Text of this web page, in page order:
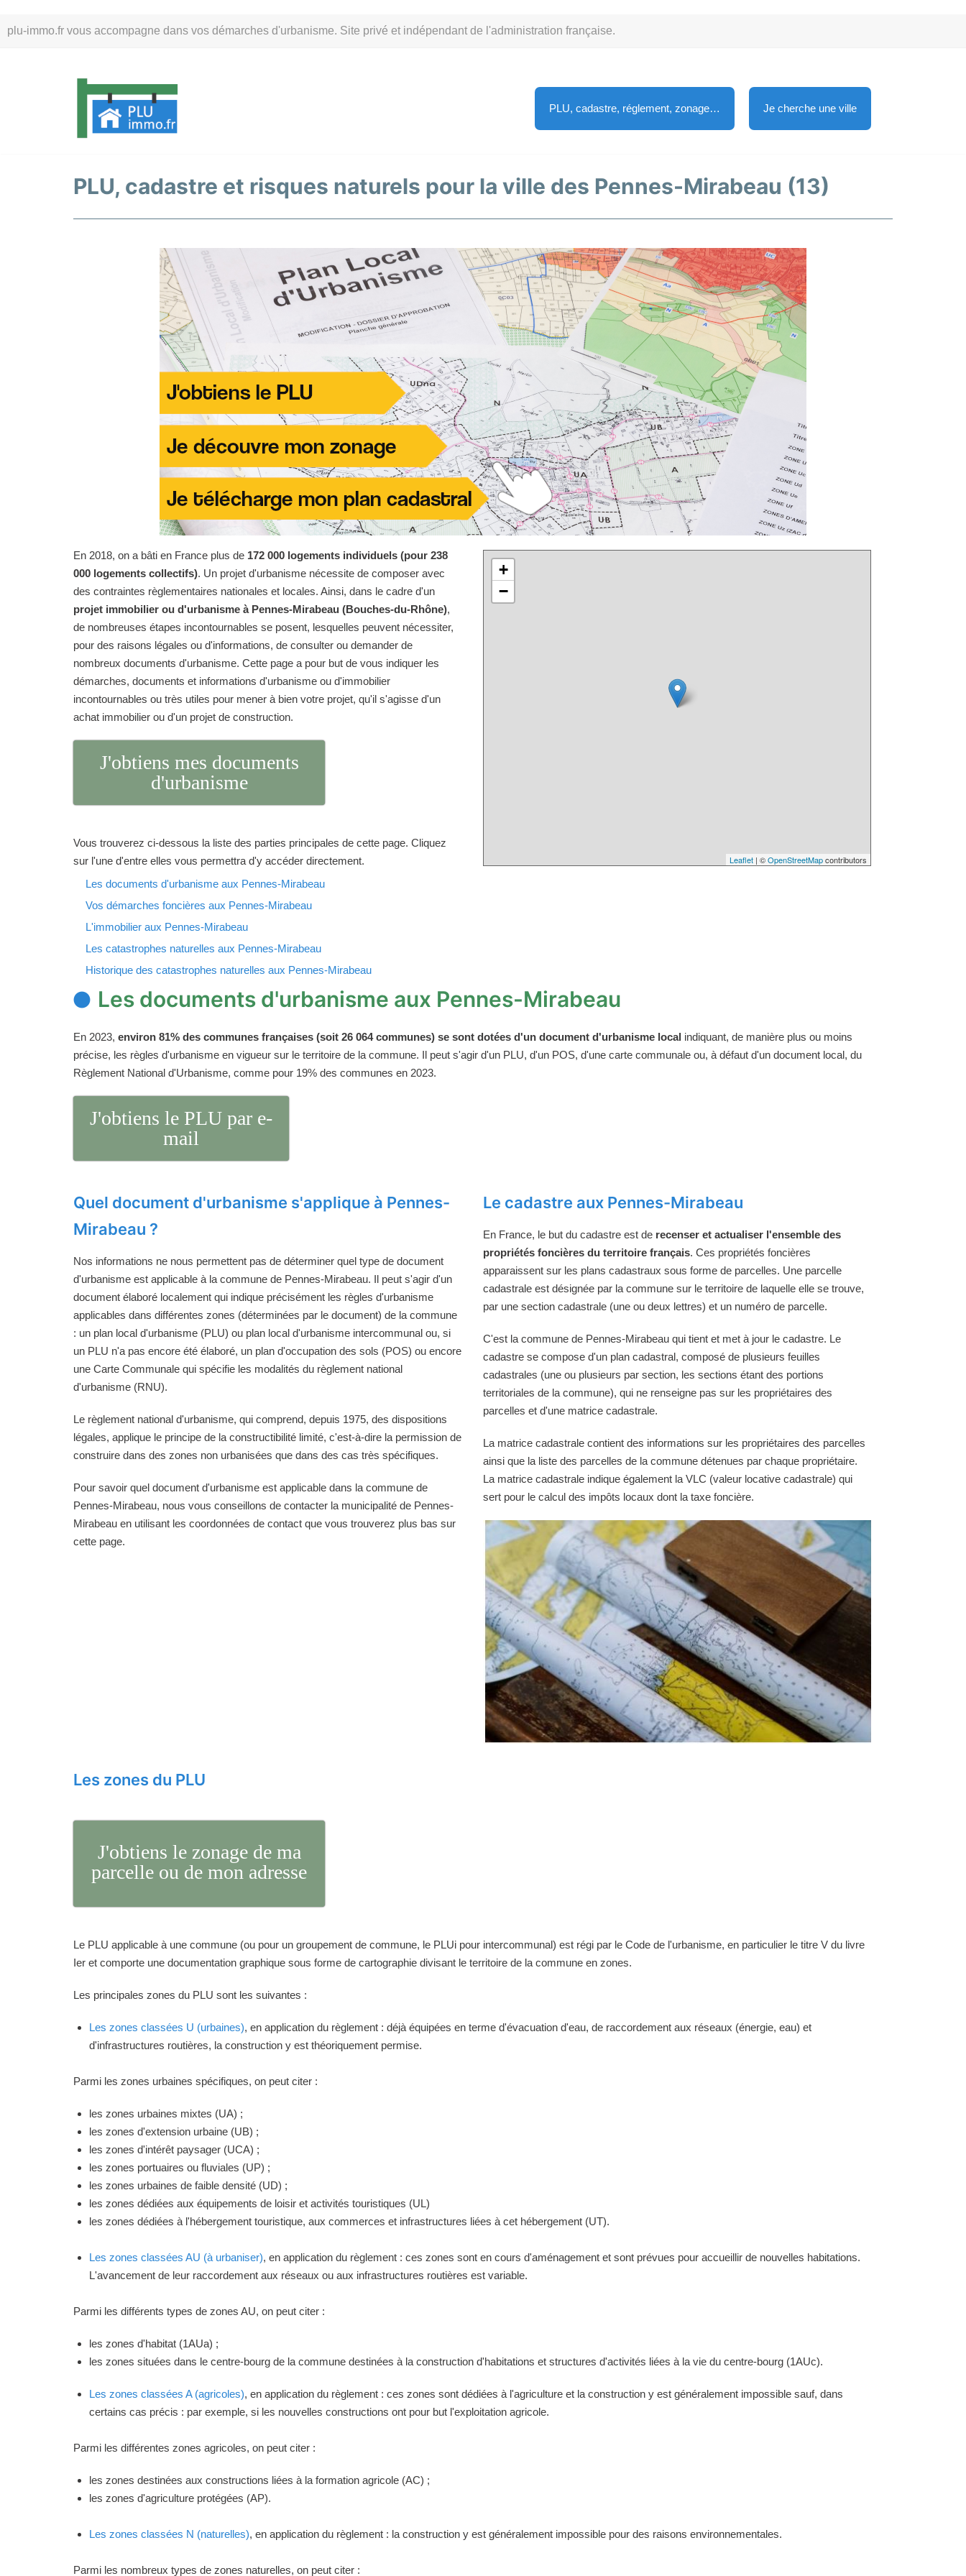
plu-immo.fr vous accompagne dans vos démarches d'urbanisme. Site privé et indépendant de l'administration française.
au
PLU, cadastre, réglement, zonage… Je cherche une ville
PLU, cadastre et risques naturels pour la ville des Pennes-Mirabeau (13)
En 2018, on a bâti en France plus de 172 000 logements individuels (pour 238
000 logements collectifs). Un projet d'urbanisme nécessite de composer avec
des contraintes règlementaires nationales et locales. Ainsi, dans le cadre d'un
projet immobilier ou d'urbanisme à Pennes-Mirabeau (Bouches-du-Rhône),
de nombreuses étapes incontournables se posent, lesquelles peuvent nécessiter,
pour des raisons légales ou d'informations, de consulter ou demander de
nombreux documents d'urbanisme. Cette page a pour but de vous indiquer les
démarches, documents et informations d'urbanisme ou d'immobilier
incontournables ou très utiles pour mener à bien votre projet, qu'il s'agisse d'un
achat immobilier ou d'un projet de construction.
J'obtiens mes documents
d'urbanisme
Vous trouverez ci-dessous la liste des parties principales de cette page. Cliquez
sur l'une d'entre elles vous permettra d'y accéder directement.
Les documents d'urbanisme aux Pennes-Mirabeau
Vos démarches foncières aux Pennes-Mirabeau
L'immobilier aux Pennes-Mirabeau
Les catastrophes naturelles aux Pennes-Mirabeau
Historique des catastrophes naturelles aux Pennes-Mirabeau
+
−
Leaflet | ©OpenStreetMapcontributors
Les documents d'urbanisme aux Pennes-Mirabeau
En 2023, environ 81% des communes françaises (soit 26 064 communes) se sont dotées d'un document d'urbanisme local indiquant, de manière plus ou moins
précise, les règles d'urbanisme en vigueur sur le territoire de la commune. Il peut s'agir d'un PLU, d'un POS, d'une carte communale ou, à défaut d'un document local, du
Règlement National d'Urbanisme, comme pour 19% des communes en 2023.
J'obtiens le PLU par e-
mail
Quel document d'urbanisme s'applique à Pennes-
Mirabeau ?
Nos informations ne nous permettent pas de déterminer quel type de document
d'urbanisme est applicable à la commune de Pennes-Mirabeau. Il peut s'agir d'un
document élaboré localement qui indique précisément les règles d'urbanisme
applicables dans différentes zones (déterminées par le document) de la commune
: un plan local d'urbanisme (PLU) ou plan local d'urbanisme intercommunal ou, si
un PLU n'a pas encore été élaboré, un plan d'occupation des sols (POS) ou encore
une Carte Communale qui spécifie les modalités du règlement national
d'urbanisme (RNU).
Le règlement national d'urbanisme, qui comprend, depuis 1975, des dispositions
légales, applique le principe de la constructibilité limité, c'est-à-dire la permission de
construire dans des zones non urbanisées que dans des cas très spécifiques.
Pour savoir quel document d'urbanisme est applicable dans la commune de
Pennes-Mirabeau, nous vous conseillons de contacter la municipalité de Pennes-
Mirabeau en utilisant les coordonnées de contact que vous trouverez plus bas sur
cette page.
Le cadastre aux Pennes-Mirabeau
En France, le but du cadastre est de recenser et actualiser l'ensemble des
propriétés foncières du territoire français. Ces propriétés foncières
apparaissent sur les plans cadastraux sous forme de parcelles. Une parcelle
cadastrale est désignée par la commune sur le territoire de laquelle elle se trouve,
par une section cadastrale (une ou deux lettres) et un numéro de parcelle.
C'est la commune de Pennes-Mirabeau qui tient et met à jour le cadastre. Le
cadastre se compose d'un plan cadastral, composé de plusieurs feuilles
cadastrales (une ou plusieurs par section, les sections étant des portions
territoriales de la commune), qui ne renseigne pas sur les propriétaires des
parcelles et d'une matrice cadastrale.
La matrice cadastrale contient des informations sur les propriétaires des parcelles
ainsi que la liste des parcelles de la commune détenues par chaque propriétaire.
La matrice cadastrale indique également la VLC (valeur locative cadastrale) qui
sert pour le calcul des impôts locaux dont la taxe foncière.
Les zones du PLU
J'obtiens le zonage de ma
parcelle ou de mon adresse
Le PLU applicable à une commune (ou pour un groupement de commune, le PLUi pour intercommunal) est régi par le Code de l'urbanisme, en particulier le titre V du livre
Ier et comporte une documentation graphique sous forme de cartographie divisant le territoire de la commune en zones.
Les principales zones du PLU sont les suivantes :
Les zones classées U (urbaines), en application du règlement : déjà équipées en terme d'évacuation d'eau, de raccordement aux réseaux (énergie, eau) et
d'infrastructures routières, la construction y est théoriquement permise.
Parmi les zones urbaines spécifiques, on peut citer :
les zones urbaines mixtes (UA) ;
les zones d'extension urbaine (UB) ;
les zones d'intérêt paysager (UCA) ;
les zones portuaires ou fluviales (UP) ;
les zones urbaines de faible densité (UD) ;
les zones dédiées aux équipements de loisir et activités touristiques (UL)
les zones dédiées à l'hébergement touristique, aux commerces et infrastructures liées à cet hébergement (UT).
Les zones classées AU (à urbaniser), en application du règlement : ces zones sont en cours d'aménagement et sont prévues pour accueillir de nouvelles habitations.
L'avancement de leur raccordement aux réseaux ou aux infrastructures routières est variable.
Parmi les différents types de zones AU, on peut citer :
les zones d'habitat (1AUa) ;
les zones situées dans le centre-bourg de la commune destinées à la construction d'habitations et structures d'activités liées à la vie du centre-bourg (1AUc).
Les zones classées A (agricoles), en application du règlement : ces zones sont dédiées à l'agriculture et la construction y est généralement impossible sauf, dans
certains cas précis : par exemple, si les nouvelles constructions ont pour but l'exploitation agricole.
Parmi les différentes zones agricoles, on peut citer :
les zones destinées aux constructions liées à la formation agricole (AC) ;
les zones d'agriculture protégées (AP).
Les zones classées N (naturelles), en application du règlement : la construction y est généralement impossible pour des raisons environnementales.
Parmi les nombreux types de zones naturelles, on peut citer :